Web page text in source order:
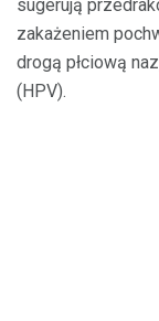
sugerują
zakażeniem
drogą płciową
(HPV).